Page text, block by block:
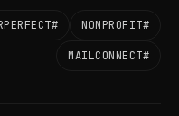
#NONPROFIT
#DONORPERFECT
#MAILCONNECT